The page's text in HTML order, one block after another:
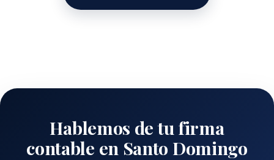
Hablemos de tu firma
contable en Santo Domingo